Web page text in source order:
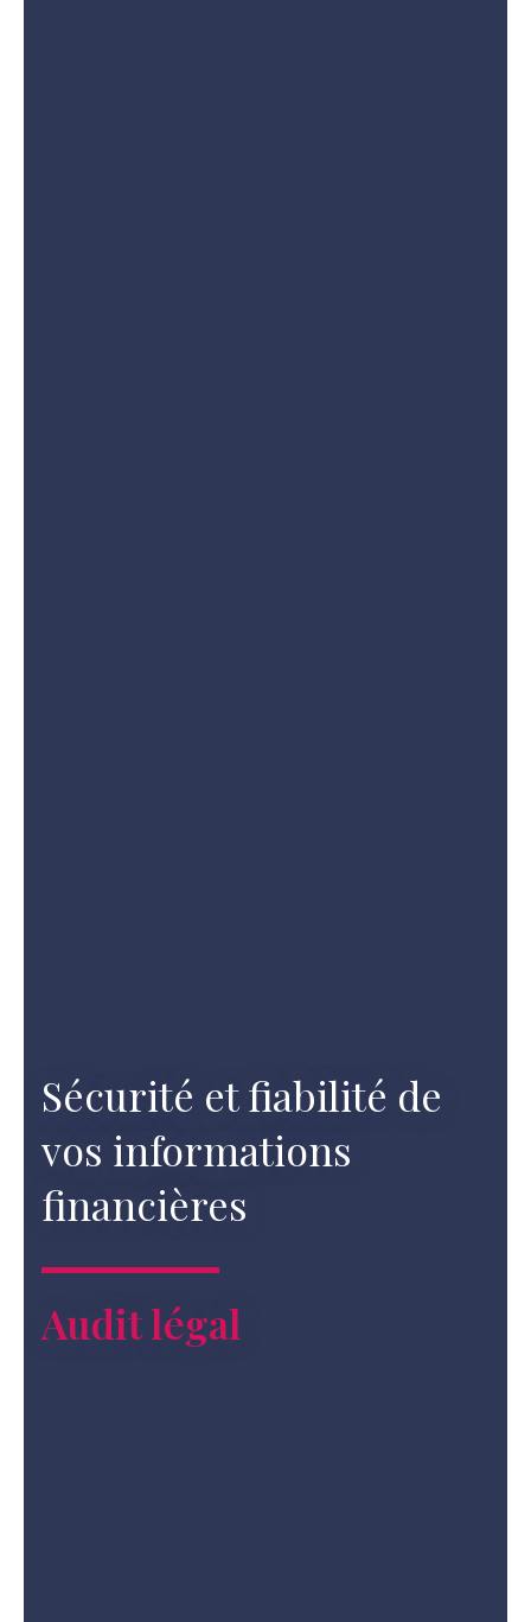
Sécurité et fiabilité de
vos informations
financières
Audit légal